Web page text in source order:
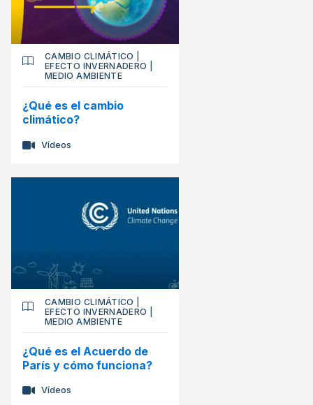
CAMBIO CLIMÁTICO
EFECTO INVERNADERO
MEDIO AMBIENTE
¿Qué es el cambio
climático?
Vídeos
CAMBIO CLIMÁTICO
EFECTO INVERNADERO
MEDIO AMBIENTE
¿Qué es el Acuerdo de
París y cómo funciona?
Vídeos